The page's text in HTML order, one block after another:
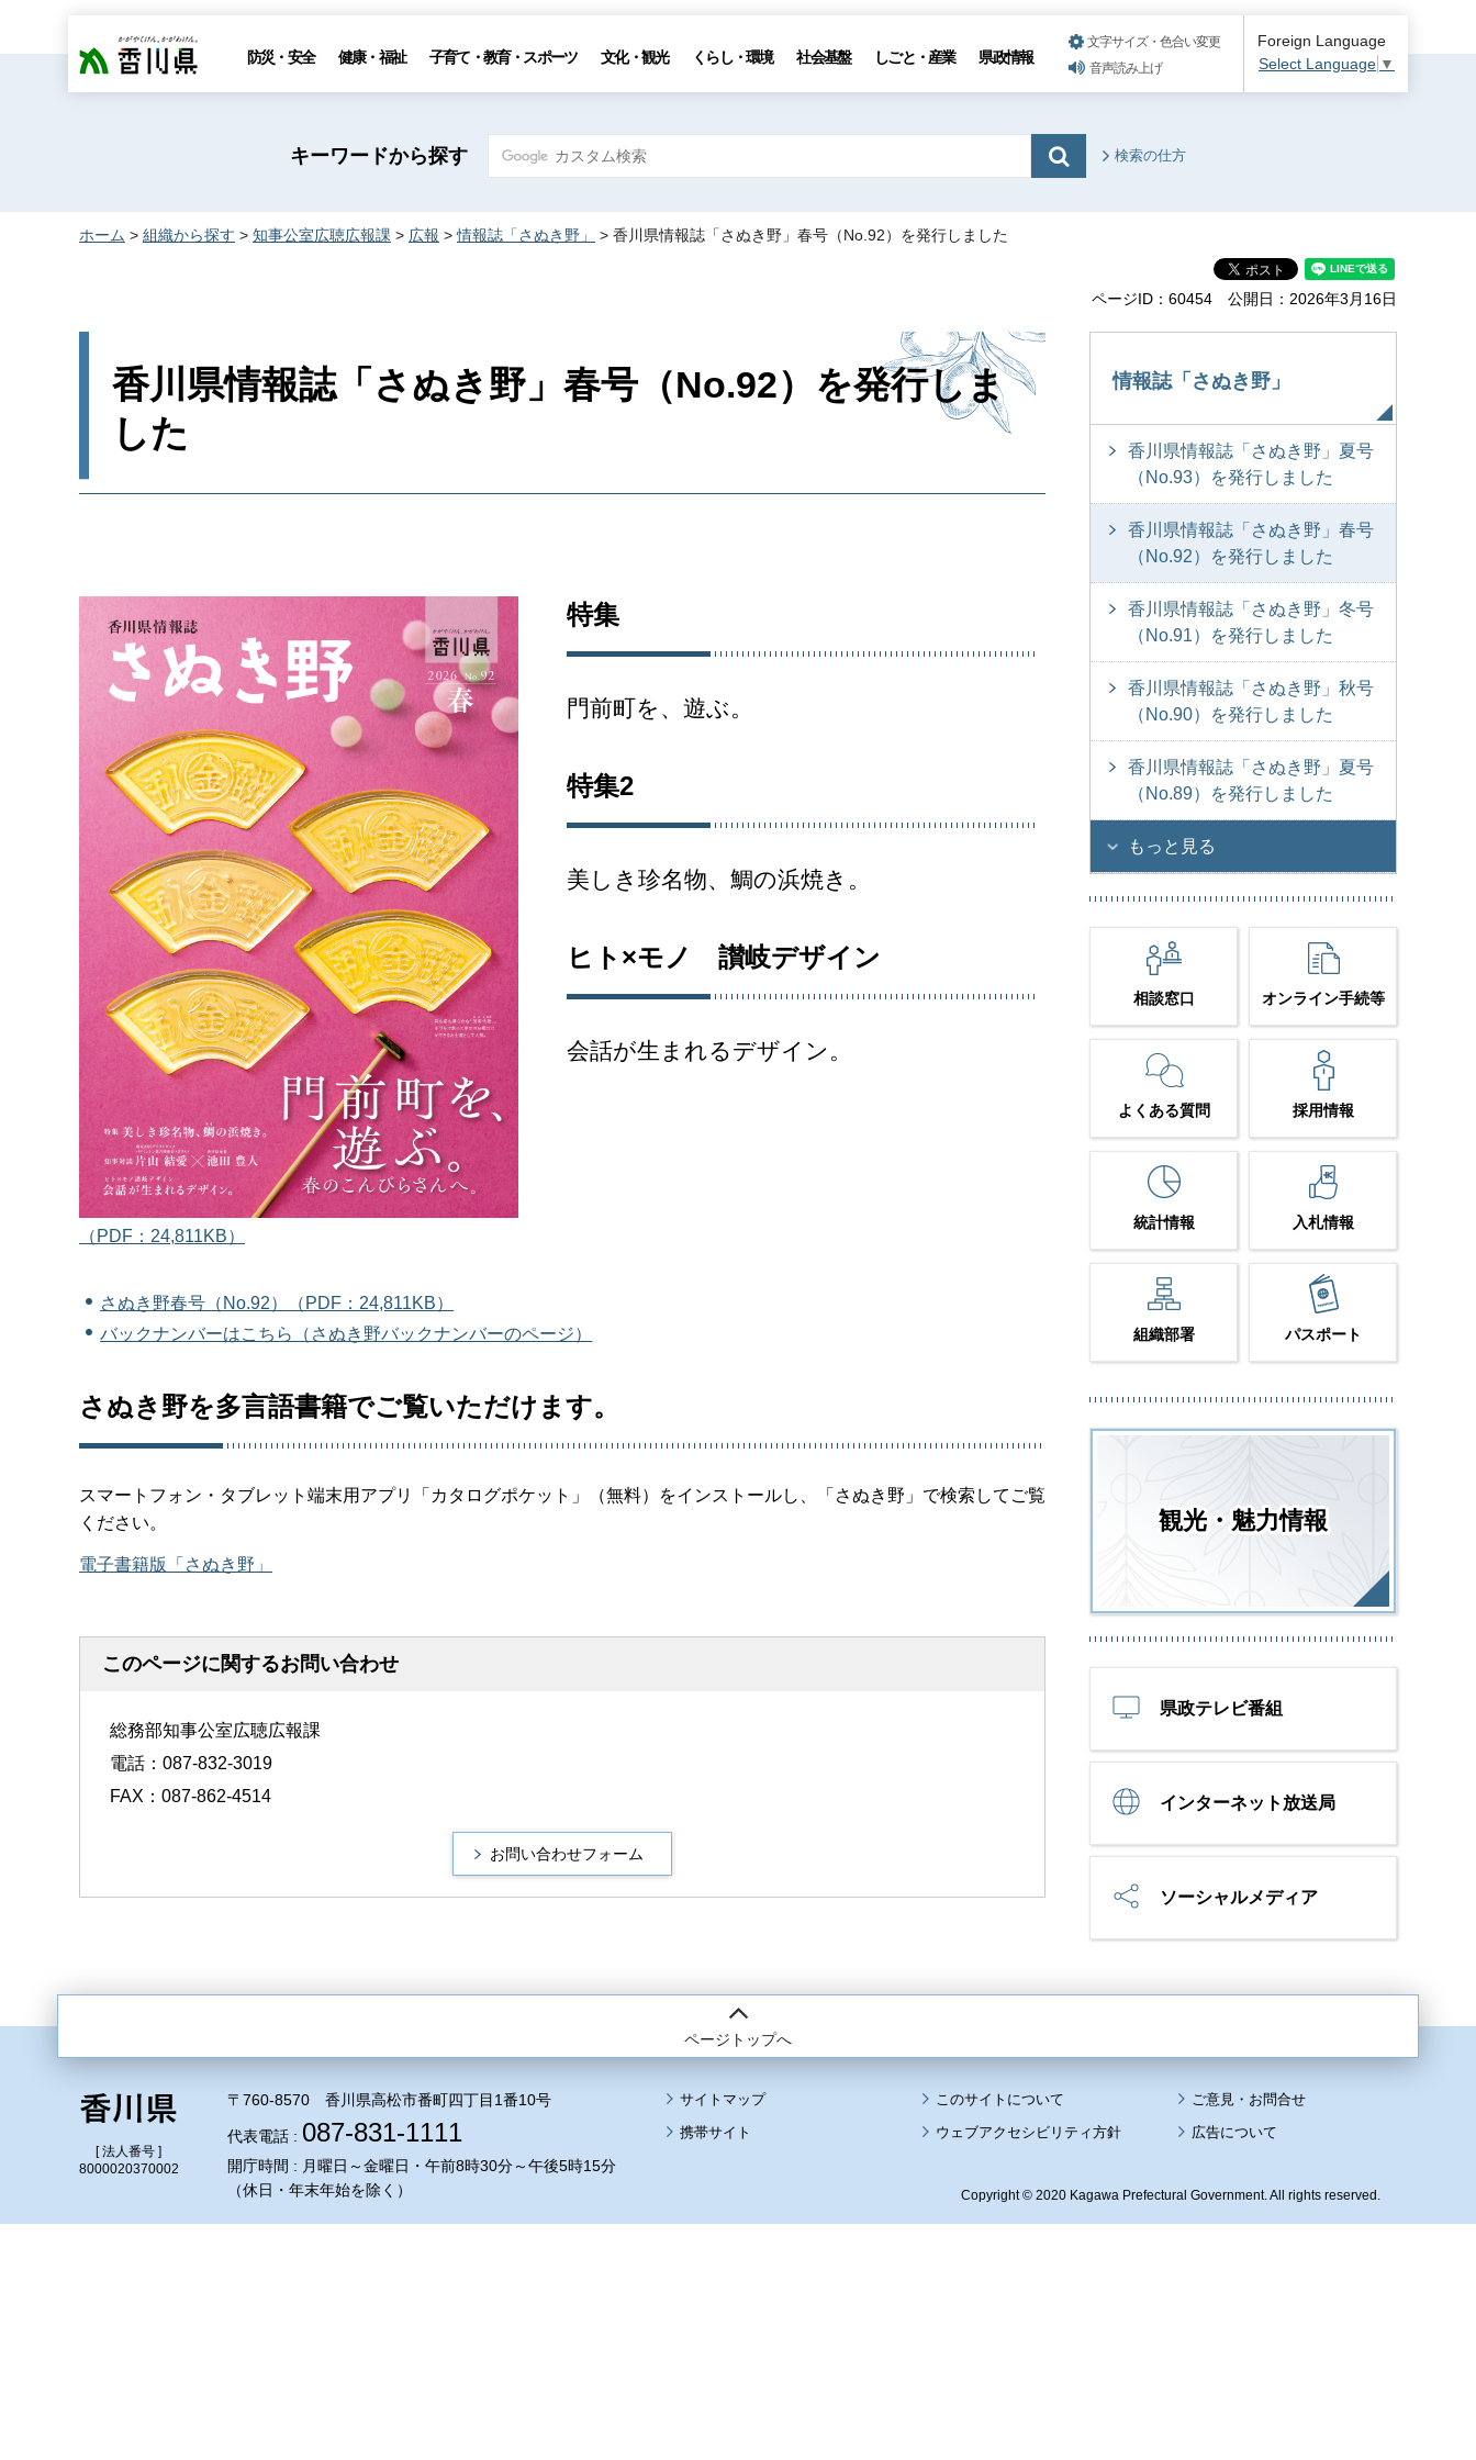
香川県 防災・安全 健康・福祉 子育て・教育・スポーツ 文化・観光 くらし・環境 社会基盤 しごと・産業 県政情報
文字サイズ・色合い変更
音声読み上げ
Foreign Language
Select Language ▼
キーワードから探す 検索の仕方
ホーム > 組織から探す > 知事公室広聴広報課 > 広報 >情報誌「さぬき野」 > 香川県情報誌「さぬき野」春号（No.92）を発行しました
ページID：60454 公開日：2026年3月16日
香川県情報誌「さぬき野」春号（No.92）を発行しま
した
（PDF：24,811KB）
特集
門前町を、遊ぶ。
特集2
美しき珍名物、鯛の浜焼き。
ヒト×モノ 讃岐デザイン
会話が生まれるデザイン。
さぬき野春号（No.92）（PDF：24,811KB）
バックナンバーはこちら（さぬき野バックナンバーのページ）
さぬき野を多言語書籍でご覧いただけます。
スマートフォン・タブレット端末用アプリ「カタログポケット」（無料）をインストールし、「さぬき野」で検索してご覧
ください。
電子書籍版「さぬき野」
このページに関するお問い合わせ
総務部知事公室広聴広報課
電話：087-832-3019
FAX：087-862-4514
情報誌「さぬき野」
香川県情報誌「さぬき野」夏号
（No.93）を発行しました
香川県情報誌「さぬき野」春号
（No.92）を発行しました
香川県情報誌「さぬき野」冬号
（No.91）を発行しました
香川県情報誌「さぬき野」秋号
（No.90）を発行しました
香川県情報誌「さぬき野」夏号
（No.89）を発行しました
もっと見る
相談窓口 オンライン手続等
よくある質問 採用情報
統計情報 入札情報
組織部署 パスポート
観光・魅力情報
県政テレビ番組
インターネット放送局
ソーシャルメディア
ページトップへ
[ 法人番号 ]
8000020370002
〒760-8570 香川県高松市番町四丁目1番10号
代表電話 : 087-831-1111
開庁時間 : 月曜日～金曜日・午前8時30分～午後5時15分
（休日・年末年始を除く）
サイトマップ
このサイトについて
携帯サイト
ウェブアクセシビリティ方針 広告について
Copyright © 2020 Kagawa Prefectural Government. All rights reserved.